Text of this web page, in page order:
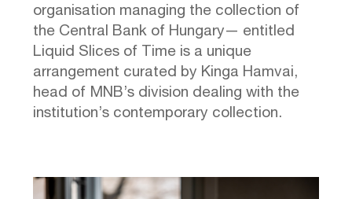
organisation managing the collection of
the Central Bank of Hungary— entitled
Liquid Slices of Time is a unique
arrangement curated by Kinga Hamvai,
head of MNB’s division dealing with the
institution’s contemporary collection.